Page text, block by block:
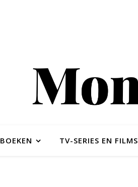
BOEKEN TV-SERIES EN FILMS